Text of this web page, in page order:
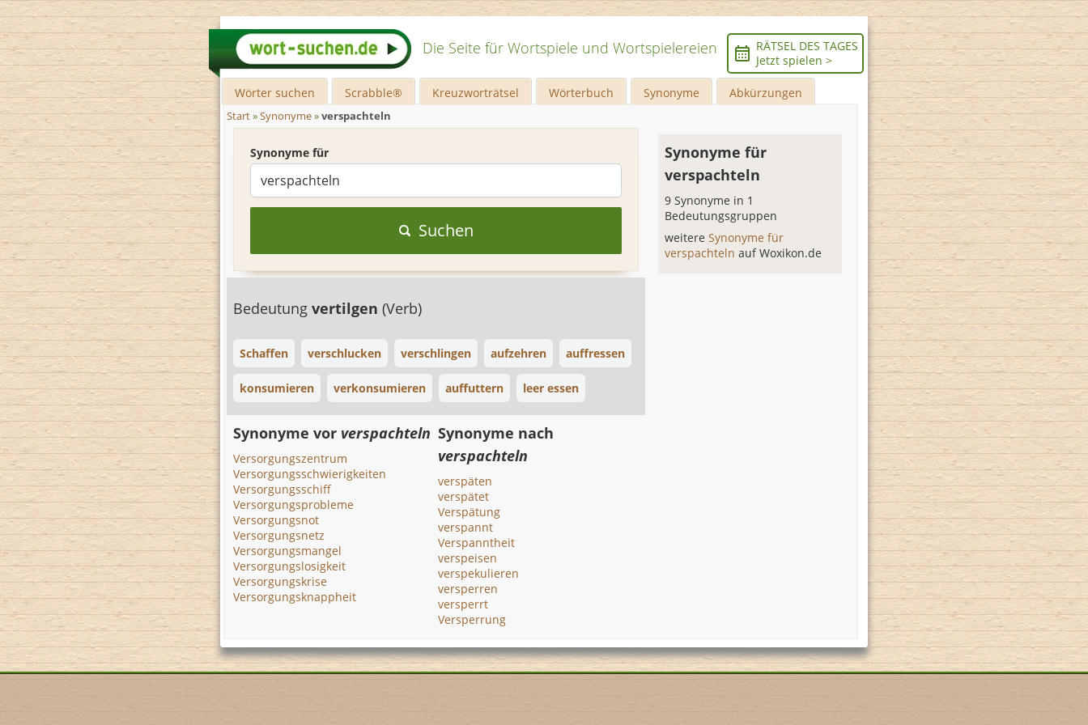
Die Seite für Wortspiele und Wortspielereien
RÄTSEL DES TAGES
Jetzt spielen >
Wörter suchen Scrabble® Kreuzworträtsel Wörterbuch Synonyme Abkürzungen
Start»Synonyme»verspachteln
Synonyme für
Suchen
Bedeutung vertilgen (Verb)
Schaffen verschlucken verschlingen aufzehren auffressen
konsumieren verkonsumieren auffuttern leer essen
Synonyme für
verspachteln
9 Synonyme in 1
Bedeutungsgruppen
weitereSynonyme für
verspachtelnauf Woxikon.de
Synonyme vor verspachteln
Versorgungszentrum
Versorgungsschwierigkeiten
Versorgungsschiff
Versorgungsprobleme
Versorgungsnot
Versorgungsnetz
Versorgungsmangel
Versorgungslosigkeit
Versorgungskrise
Versorgungsknappheit
Synonyme nach
verspachteln
verspäten
verspätet
Verspätung
verspannt
Verspanntheit
verspeisen
verspekulieren
versperren
versperrt
Versperrung